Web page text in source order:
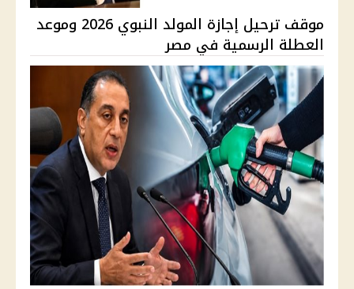
موقف ترحيل إجازة المولد النبوي 2026 وموعد
العطلة الرسمية في مصر